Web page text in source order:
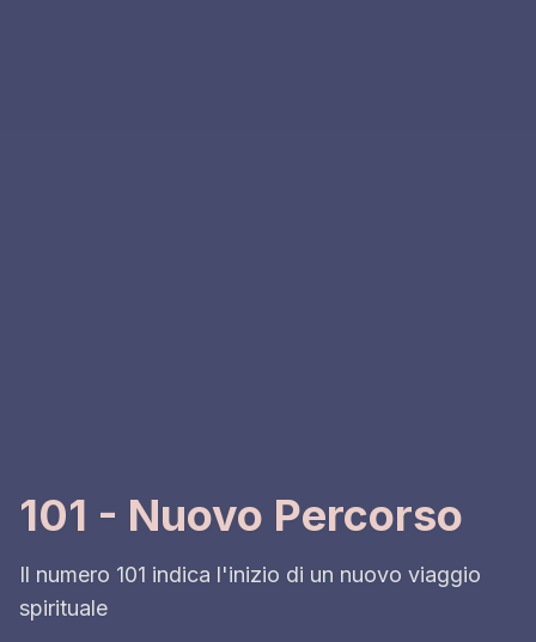
101 - Nuovo Percorso
Il numero 101 indica l'inizio di un nuovo viaggio
spirituale